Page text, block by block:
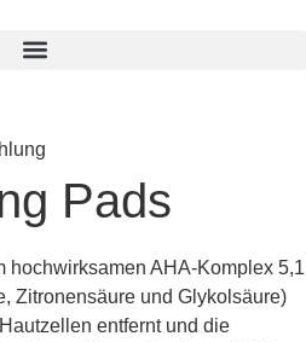
Pads
hochwirksamen AHA-Komplex 5,1
Zitronensäure und Glykolsäure)
entfernt und die